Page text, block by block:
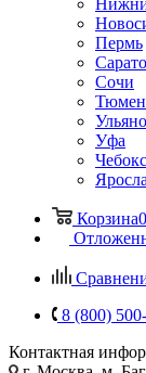
Пермь
Сочи
Уфа
Корзина0
8 (800)
Контактная